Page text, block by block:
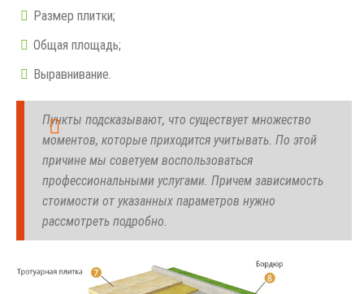
Размер плитки;
Общая площадь;
Выравнивание.
Пункты подсказывают, что существует множество
моментов, которые приходится учитывать. По этой
причине мы советуем воспользоваться
профессиональными услугами. Причем зависимость
стоимости от указанных параметров нужно
рассмотреть подробно.